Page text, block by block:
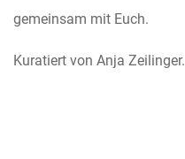
gemeinsam mit Euch.
Kuratiert von Anja Zeilinger.